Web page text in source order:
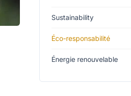
Sustainability
Éco-responsabilité
Énergie renouvelable